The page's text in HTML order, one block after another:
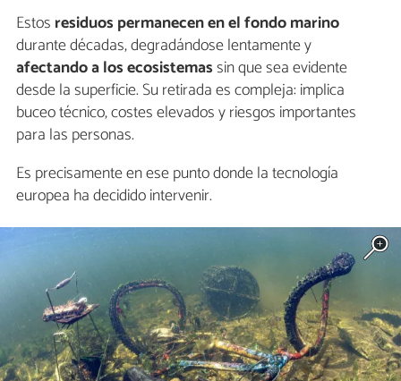
Estos residuos permanecen en el fondo marino
durante décadas, degradándose lentamente y
afectando a los ecosistemassin que sea evidente
desde la superficie. Su retirada es compleja: implica
buceo técnico, costes elevados y riesgos importantes
para las personas.
Es precisamente en ese punto donde la tecnología
europea ha decidido intervenir.